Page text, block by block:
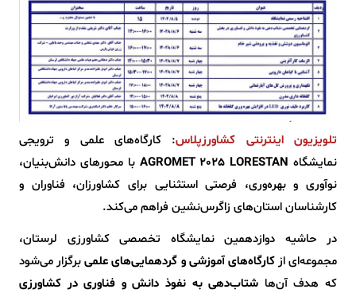
تلویزیون اینترنتی کشاورزپلاس: کارگاه‌های علمی و ترویجی
نمایشگاه AGROMET 2025 LORESTAN با محورهای دانش‌بنیان،
نوآوری و بهره‌وری، فرصتی استثنایی برای کشاورزان، فناوران و
کارشناسان استان‌های زاگرس‌نشین فراهم می‌کند.
در حاشیه دوازدهمین نمایشگاه تخصصی کشاورزی لرستان،
مجموعه‌ای ازکارگاه‌های آموزشی و گردهمایی‌های علمیبرگزار می‌شود
که هدف آن‌ها شتاب‌دهی به نفوذ دانش و فناوری در کشاورزی